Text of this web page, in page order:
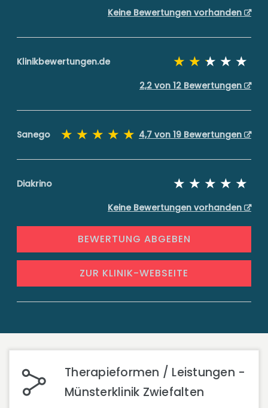
Keine Bewertungen vorhanden
Klinikbewertungen.de
2,2 von 12 Bewertungen
Sanego 4,7 von 19 Bewertungen
Diakrino
Keine Bewertungen vorhanden
BEWERTUNG ABGEBEN
ZUR KLINIK-WEBSEITE
Therapieformen / Leistungen -
Münsterklinik Zwiefalten